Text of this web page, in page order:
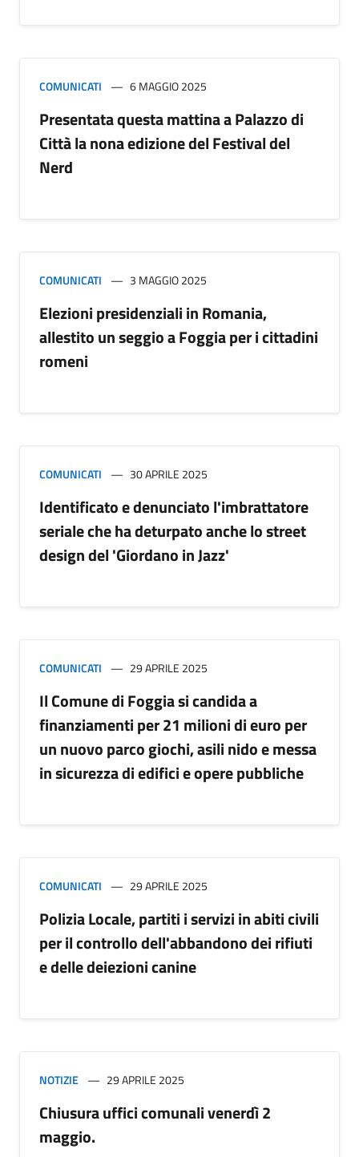
COMUNICATI 6 MAGGIO 2025
Presentata questa mattina a Palazzo di
Città la nona edizione del Festival del
Nerd
COMUNICATI 3 MAGGIO 2025
Elezioni presidenziali in Romania,
allestito un seggio a Foggia per i cittadini
romeni
COMUNICATI 30 APRILE 2025
Identificato e denunciato l'imbrattatore
seriale che ha deturpato anche lo street
design del 'Giordano in Jazz'
COMUNICATI 29 APRILE 2025
Il Comune di Foggia si candida a
finanziamenti per 21 milioni di euro per
un nuovo parco giochi, asili nido e messa
in sicurezza di edifici e opere pubbliche
COMUNICATI 29 APRILE 2025
Polizia Locale, partiti i servizi in abiti civili
per il controllo dell'abbandono dei rifiuti
e delle deiezioni canine
NOTIZIE 29 APRILE 2025
Chiusura uffici comunali venerdì 2
maggio.